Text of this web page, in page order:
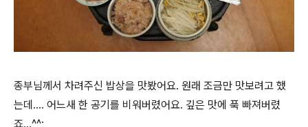
종부님께서 차려주신 밥상을 맛봤어요. 원래 조금만 맛보려고 했
는데.... 어느새 한 공기를 비워버렸어요. 깊은 맛에 푹 빠져버렸
죠...^^;